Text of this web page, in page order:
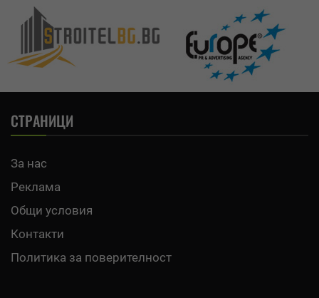
СТРАНИЦИ
За нас
Реклама
Общи условия
Контакти
Политика за поверителност